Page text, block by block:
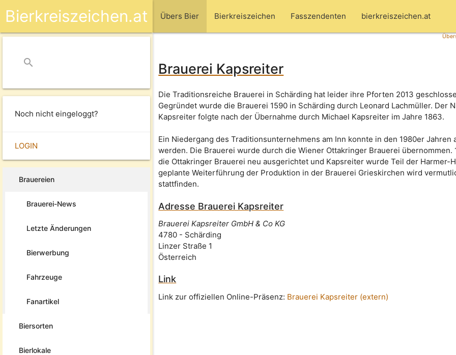
Übers Bier Bierkreiszeichen Fasszendenten bierkreiszeichen.at
Bierkreiszeichen.at
search
Noch nicht eingeloggt?
LOGIN
Brauereien
Brauerei-News
Letzte Änderungen
Bierwerbung
Fahrzeuge
Fanartikel
Biersorten
Bierlokale
Brauerei Kapsreiter
Die Traditionsreiche Brauerei in Schärding hat leider ihre Pforten 2013
Gegründet wurde die Brauerei 1590 in Schärding durch Leonard Lachmüller. Der
Kapsreiter folgte nach der Übernahme durch Michael Kapsreiter im Jahre 1863.
Ein Niedergang des Traditionsunternehmens am Inn konnte in den 1980er Jahren
werden. Die Brauerei wurde durch die Wiener Ottakringer Brauerei übernommen.
die Ottakringer Brauerei neu ausgerichtet und Kapsreiter wurde Teil der Harmer-
geplante Weiterführung der Produktion in der Brauerei Grieskirchen wird
stattfinden.
Adresse Brauerei Kapsreiter
Brauerei Kapsreiter GmbH & Co KG
4780 - Schärding
Linzer Straße 1
Österreich
Link
Link zur offiziellen Online-Präsenz: Brauerei Kapsreiter (extern)